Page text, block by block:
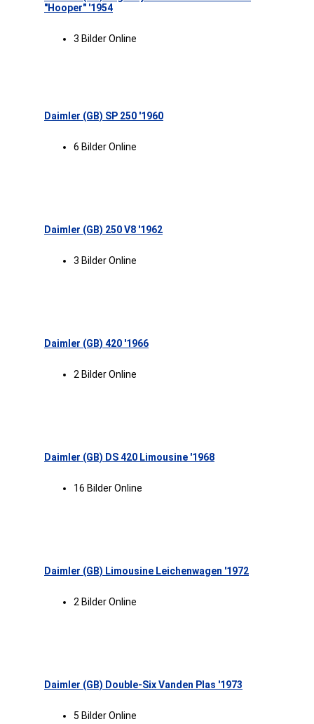
"Hooper" '1954
3 Bilder Online
Daimler (GB) SP 250 '1960
6 Bilder Online
Daimler (GB) 250 V8 '1962
3 Bilder Online
Daimler (GB) 420 '1966
2 Bilder Online
Daimler (GB) DS 420 Limousine '1968
16 Bilder Online
Daimler (GB) Limousine Leichenwagen '1972
2 Bilder Online
Daimler (GB) Double-Six Vanden Plas '1973
5 Bilder Online